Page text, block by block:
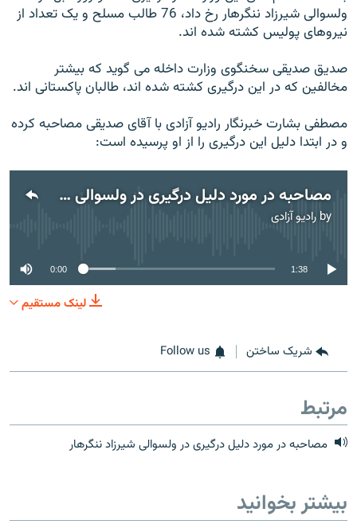
ولسوالی شیرزاد ننگرهار رخ داد، 76 طالب مسلح و یک تعداد از
نیروهای پولیس کشته شده اند.
صدیق صدیقی سخنگوی وزارت داخله می گوید که بیشتر
مخالفین که در این درگیری کشته شده اند، طالبان پاکستانی اند.
مصطفی بشارت خبرنگار رادیو آزادی با آقای صدیقی مصاحبه کرده
و در ابتدا دلیل این درگیری را از او پرسیده است:
مصاحبه در مورد دلیل درگیری در ولسوالی شیرزاد ننگرهار
by رادیو آزادی
No media source currently available
0:00 1:38
لینک مستقیم
شریک ساختن Follow us
مرتبط
مصاحبه در مورد دلیل درگیری در ولسوالی شیرزاد ننگرهار
بیشتر بخوانید